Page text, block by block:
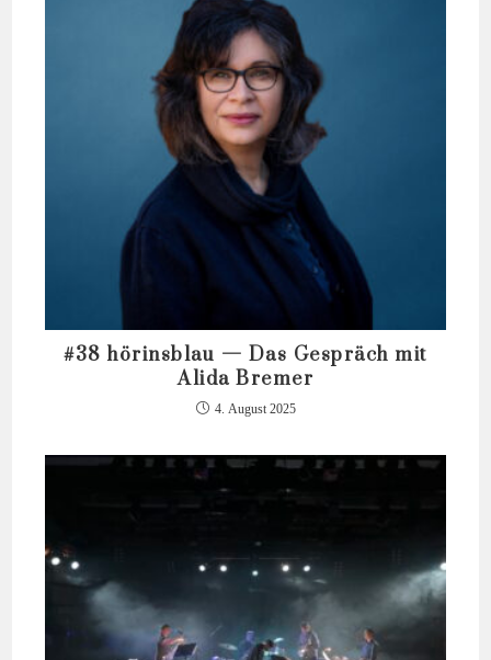
#38 hörinsblau — Das Gespräch mit
Alida Bremer
4. August 2025